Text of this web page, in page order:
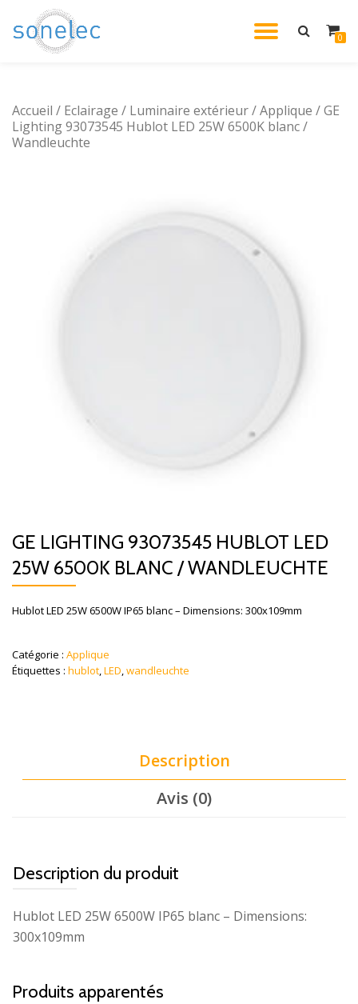
Aller
0
Accueil / Eclairage / Luminaire extérieur/Applique / GE
Lighting 93073545 Hublot LED 25W 6500K blanc /
Wandleuchte
GE LIGHTING 93073545 HUBLOT LED
25W 6500K BLANC / WANDLEUCHTE
Hublot LED 25W 6500W IP65 blanc – Dimensions: 300x109mm
Catégorie : Applique
Étiquettes : hublot,LED,wandleuchte
Description
Avis (0)
Description du produit
Hublot LED 25W 6500W IP65 blanc – Dimensions:
300x109mm
Produits apparentés